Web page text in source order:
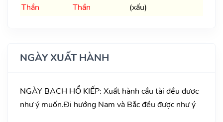
Thần
Thần
(xấu)
NGÀY XUẤT HÀNH
NGÀY BẠCH HỔ KIẾP: Xuất hành cầu tài đều được
như ý muốn.Đi hướng Nam và Bắc đều được như ý